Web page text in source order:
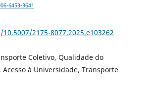
6453-3641
2175-8077.2025.e103262
Coletivo, Qualidade do
à Universidade, Transporte